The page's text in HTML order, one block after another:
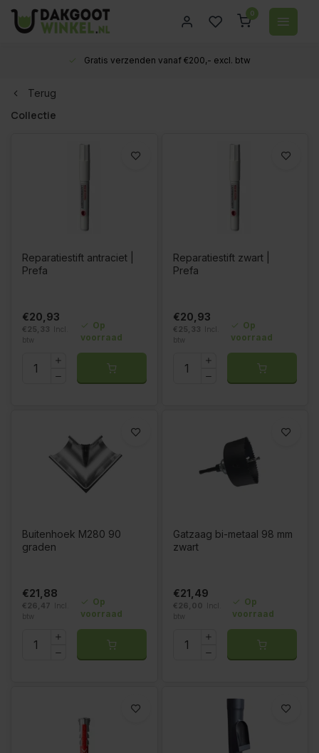
0
Deskundig advies!
Terug
Collectie
Reparatiestift antraciet |
Prefa
€20,93
€25,33
Incl.
btw
Op
voorraad
Reparatiestift zwart |
Prefa
€20,93
€25,33
Incl.
btw
Op
voorraad
Buitenhoek M280 90
graden
€21,88
€26,47
Incl.
btw
Op
voorraad
Gatzaag bi-metaal 98 mm
zwart
€21,49
€26,00
Incl.
btw
Op
voorraad